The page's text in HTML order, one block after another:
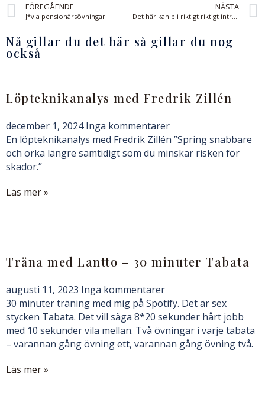
FÖREGÅENDE
J*vla pensionärsövningar!
NÄSTA
Det här kan bli riktigt riktigt intressant i vår …
Nå gillar du det här så gillar du nog
också
Löpteknikanalys med Fredrik Zillén
december 1, 2024Inga kommentarer
En löpteknikanalys med Fredrik Zillén ”Spring snabbare
och orka längre samtidigt som du minskar risken för
skador.”
Läs mer »
Träna med Lantto – 30 minuter Tabata
augusti 11, 2023 Inga kommentarer
30 minuter träning med mig på Spotify. Det är sex
stycken Tabata. Det vill säga 8*20 sekunder hårt jobb
med 10 sekunder vila mellan. Två övningar i varje tabata
– varannan gång övning ett, varannan gång övning två.
Läs mer »